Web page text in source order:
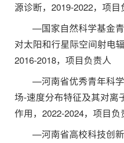
源诊断，2019-2022，项目
—国家自然科学基金
对太阳和行星际空间射电
2016-2018，项目负责人
—河南省优秀青年科
场-速度分布特征及其对离
作用，2022-2024，项目负
—河南省高校科技创